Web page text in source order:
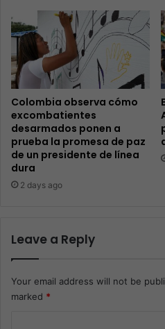
Colombia observa cómo
excombatientes
desarmados ponen a
prueba la promesa de paz
de un presidente de línea
dura
2 days ago
Leave a Reply
Your email address will not be
marked *